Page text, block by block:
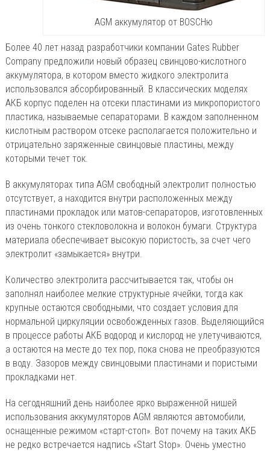
AGM аккумулятор от BOSCHю
Более 40 лет назад разработчики компании Gates Rubber
Company предложили новый образец свинцово-кислотного
аккумулятора, в котором вместо жидкого электролита
использовался абсорбированный. В классических моделях
АКБ корпус поделен на отсеки пластинами из микропористого
пластика, называемые сепараторами. В каждом заполненном
кислотным раствором отсеке располагается положительно и
отрицательно заряженные свинцовые пластины, между
которыми течет ток.
В аккумуляторах типа AGM свободный электролит полностью
отсутствует, а находится внутри расположенных между
пластинами прокладок или матов-сепараторов, изготовленных
из очень тонкого стекловолокна и волокон бумаги. Структура
материала обеспечивает высокую пористость, за счет чего
электролит «замыкается» внутри.
Количество электролита рассчитывается так, чтобы он
заполнял наиболее мелкие структурные ячейки, тогда как
крупные остаются свободными, что создает условия для
нормальной циркуляции освобожденных газов. Выделяющийся
в процессе работы АКБ водород и кислород не улетучиваются,
а остаются на месте до тех пор, пока снова не преобразуются
в воду. Зазоров между свинцовыми пластинами и пористыми
прокладками нет.
На сегодняшний день наиболее ярко выраженной нишей
использования аккумуляторов AGM являются автомобили,
оснащенные режимом «старт-стоп». Вот почему на таких АКБ
не редко встречается надпись «Start Stop». Очень уместно